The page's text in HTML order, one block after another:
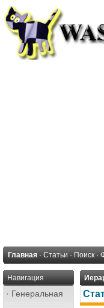
Главная · Статьи · Поиск ·
Навигация
· Генеральная